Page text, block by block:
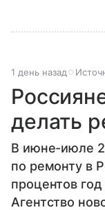
1 день назад
делать
В июне-июле
по ремонту в
процентов
Агентство